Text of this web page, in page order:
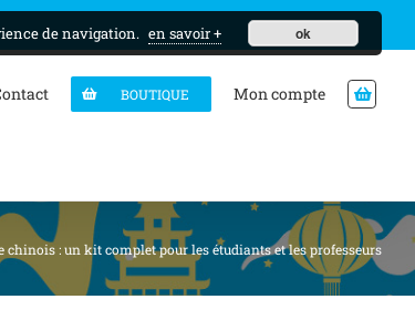
MON CURSUS
BOUTIQUE Mon compte
chinois : un kit complet pour les étudiants et les professeurs
de navigation. en savoir + ok